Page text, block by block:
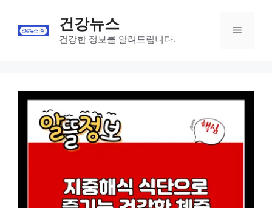
content
건강뉴스
건강한 정보를 알려드립니다.
Menu